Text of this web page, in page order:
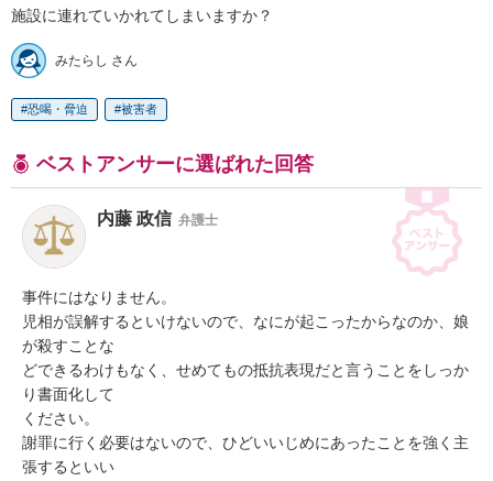
施設に連れていかれてしまいますか？
みたらし さん
恐喝・脅迫 被害者
ベストアンサーに選ばれた回答
内藤 政信 弁護士
事件にはなりません。
児相が誤解するといけないので、なにが起こったからなのか、娘
が殺すことな
どできるわけもなく、せめてもの抵抗表現だと言うことをしっか
り書面化して
ください。
謝罪に行く必要はないので、ひどいいじめにあったことを強く主
張するといい